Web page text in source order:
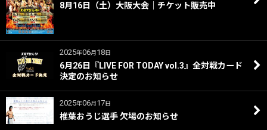
8月16日（土）大阪大会｜チケット販売中
2025年06月 18日
6月26日『LIVE FOR TODAY vol.3』全対戦カード
決定のお知らせ
2025年06月 17日
椎葉おうじ選手 欠場のお知らせ